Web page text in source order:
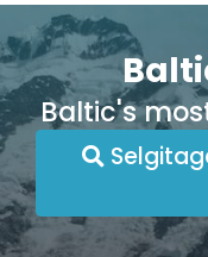
Baltic's